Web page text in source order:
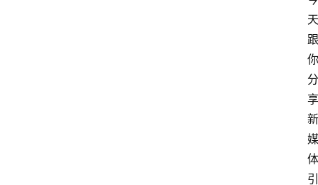
天
跟
你
分
享
新
媒
体
引